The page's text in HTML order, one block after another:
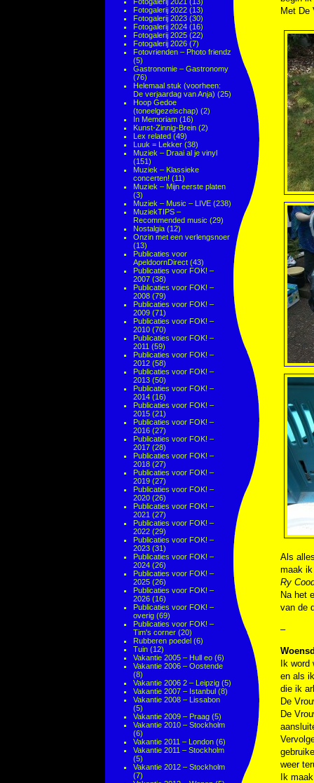
Fotogalerij 2022 (13)
Fotogalerij 2023 (30)
Fotogalerij 2024 (16)
Fotogalerij 2025 (22)
Fotogalerij 2026 (7)
Fotovrienden – Photo friendz
(5)
Gastronomie – Gastronomy
(76)
Helemaal stuk (voorheen:
De verjaardag van Anja) (25)
Hoop Gedoe
(toneelgezelschap) (2)
In Memoriam (16)
Kunst-Zinnig-Brein (2)
Lex related (49)
Luuk = Lekker (38)
Muziek – Draai al je vinyl
(151)
Muziek – Klassieke
concerten! (11)
Muziek – Mijn eerste platen
(3)
Muziek – Music – LIVE (238)
MuziekTIPS –
Recommended music (29)
Nostalgia (12)
Onzin met een verlengsnoer
(13)
Publicaties voor
ApeldoornDirect (43)
Publicaties voor FOK! –
2007 (38)
Publicaties voor FOK! –
2008 (79)
Publicaties voor FOK! –
2009 (71)
Publicaties voor FOK! –
2010 (70)
Publicaties voor FOK! –
2011 (59)
Publicaties voor FOK! –
2012 (58)
Publicaties voor FOK! –
2013 (50)
Publicaties voor FOK! –
2014 (16)
Publicaties voor FOK! –
2015 (21)
Publicaties voor FOK! –
2016 (27)
Publicaties voor FOK! –
2017 (28)
Publicaties voor FOK! –
2018 (27)
Publicaties voor FOK! –
2019 (27)
Publicaties voor FOK! –
2020 (26)
Publicaties voor FOK! –
2021 (27)
Publicaties voor FOK! –
2022 (29)
Publicaties voor FOK! –
2023 (31)
Publicaties voor FOK! –
2024 (26)
Publicaties voor FOK! –
2025 (26)
Publicaties voor FOK! –
2026 (16)
Publicaties voor FOK! –
overig (69)
Publicaties voor FOK! –
Tim's corner (20)
Rubberen poedel (6)
Tuin (12)
Vakantie 2005 – Hull eo (6)
Vakantie 2006 – Oostende
(8)
Vakantie 2006 2 – Leipzig (5)
Vakantie 2007 – Istanbul (8)
Vakantie 2008 – Lissabon
(5)
Vakantie 2009 – Praag (5)
Vakantie 2010 – Stockholm
(6)
Vakantie 2011 – London (6)
Vakantie 2011 – Stockholm
(5)
Vakantie 2012 – Stockholm
(7)
Met De
Als
maak
Ry
Na het
van de
–
Ik
en als
die ik
De
De
weer
Ik